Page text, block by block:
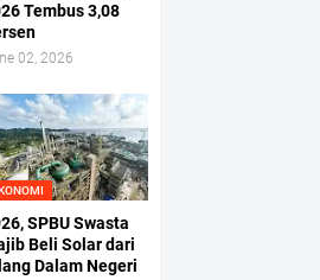
Tembus 3,08
02, 2026
SPBU Swasta
Beli Solar dari
Dalam Negeri